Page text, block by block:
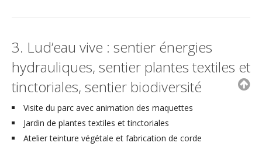
3. Lud’eau vive : sentier énergies
hydrauliques, sentier plantes textiles et
tinctoriales, sentier biodiversité
Visite du parc avec animation des maquettes
Jardin de plantes textiles et tinctoriales
Atelier teinture végétale et fabrication de corde